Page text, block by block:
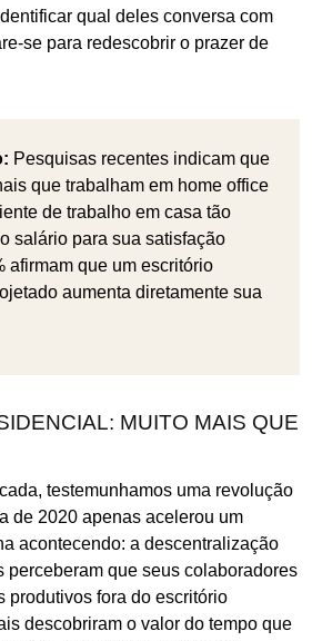
qual deles conversa com
se para redescobrir o prazer de
Pesquisas recentes indicam que
que trabalham em home office
de trabalho em casa tão
salário para sua satisfação
afirmam que um escritório
aumenta diretamente sua
MUITO MAIS QUE
testemunhamos uma revolução
de 2020 apenas acelerou um
acontecendo: a descentralização
perceberam que seus colaboradores
produtivos fora do escritório
descobriram o valor do tempo que